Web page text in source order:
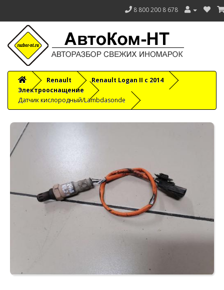
8 800 200 8 678
Renault
Renault Logan II с 2014
Электрооснащение
Датчик кислородный/Lambdasonde